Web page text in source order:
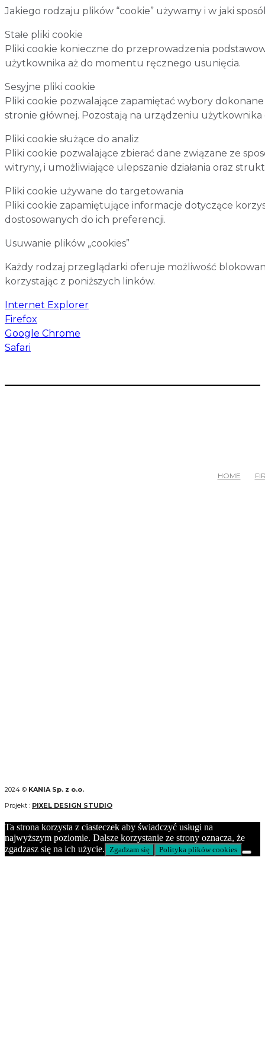
Jakiego rodzaju plików “cookie” używamy i w jaki
Stałe pliki cookie
Pliki cookie konieczne do przeprowadzenia
użytkownika aż do momentu ręcznego usunięcia.
Sesyjne pliki cookie
Pliki cookie pozwalające zapamiętać wybory
stronie głównej. Pozostają na urządzeniu
Pliki cookie służące do analiz
Pliki cookie pozwalające zbierać dane związane ze
witryny, i umożliwiające ulepszanie działania oraz
Pliki cookie używane do targetowania
Pliki cookie zapamiętujące informacje dotyczące
dostosowanych do ich preferencji.
Usuwanie plików „cookies”
Każdy rodzaj przeglądarki oferuje możliwość
korzystając z poniższych linków.
Internet Explorer
Firefox
Google Chrome
Safari
HOME
2024 © KANIA Sp. z o.o.
Projekt : PIXEL DESIGN STUDIO
Ta strona korzysta z ciasteczek aby świadczyć usługi na
najwyższym poziomie. Dalsze korzystanie ze strony oznacza, że
zgadzasz się na ich użycie. Zgadzam się Polityka plików cookies